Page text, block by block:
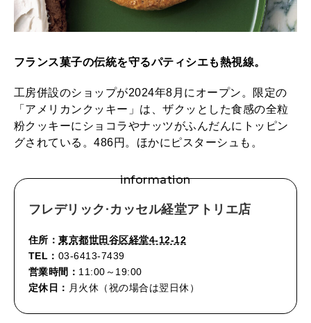
フランス菓子の伝統を守るパティシエも熱視線。
工房併設のショップが2024年8月にオープン。限定の
「アメリカンクッキー」は、ザクッとした食感の全粒
粉クッキーにショコラやナッツがふんだんにトッピン
グされている。486円。ほかにピスターシュも。
information
フレデリック·カッセル経堂アトリエ店
住所：東京都世田谷区経堂4-12-12
TEL： 03-6413-7439
営業時間： 11:00～19:00
定休日： 月火休（祝の場合は翌日休）